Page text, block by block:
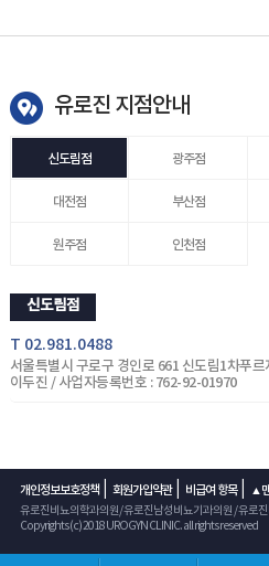
유로진 지점안내
신도림점 광주점
대전점 부산점
원주점 인천점
신도림점
T 02.981.0488
서울특별시 구로구 경인로 661 신도림1차푸
이두진 / 사업자등록번호 : 762-92-01970
개인정보보호정책| 회원가입약관| 비급여 항목| ▲
유로진비뇨의학과의원/ 유로진남성비뇨기과의원 / 유로
Copyrights (c) 2018 UROGYN CLINIC. all rights reserved